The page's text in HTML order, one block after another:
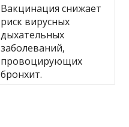
Вакцинация снижает
риск вирусных
дыхательных
заболеваний,
провоцирующих
бронхит.